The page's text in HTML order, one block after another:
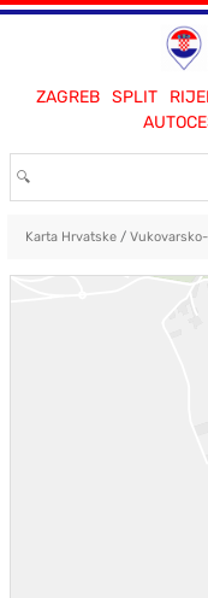
ZAGREB SPLIT
Karta Hrvatske/